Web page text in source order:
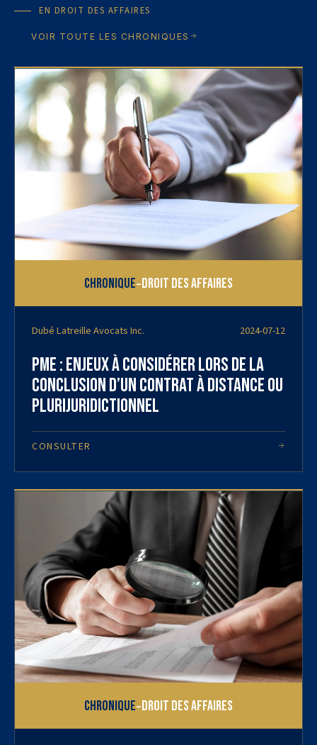
EN DROIT DES AFFAIRES
VOIR TOUTE LES CHRONIQUES
Chronique-Droit des affaires
Dubé Latreille Avocats Inc. 2024-07-12
PME : Enjeux à considérer lors de la
conclusion d’un contrat à distance ou
plurijuridictionnel
CONSULTER
Chronique-Droit des affaires